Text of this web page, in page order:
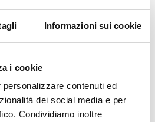
Informazioni sui cookie
i cookie
contenuti ed
dei social media e per
Condividiamo inoltre
1) PN 16